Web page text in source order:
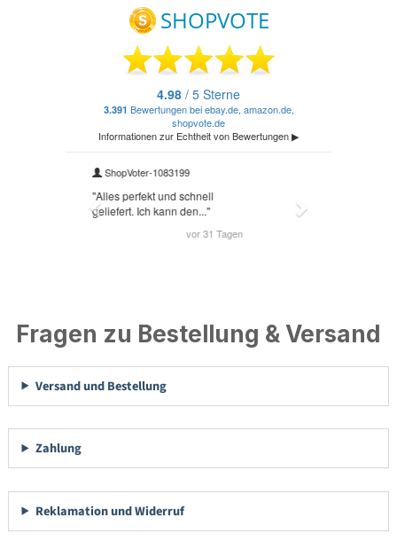
Fragen zu Bestellung & Versand
Versand und Bestellung
Zahlung
Reklamation und Widerruf